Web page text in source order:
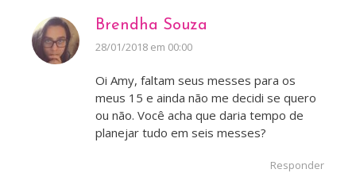
Brendha Souza
disse:
28/01/2018 em 00:00
Oi Amy, faltam seus messes para os
meus 15 e ainda não me decidi se quero
ou não. Você acha que daria tempo de
planejar tudo em seis messes?
Responder